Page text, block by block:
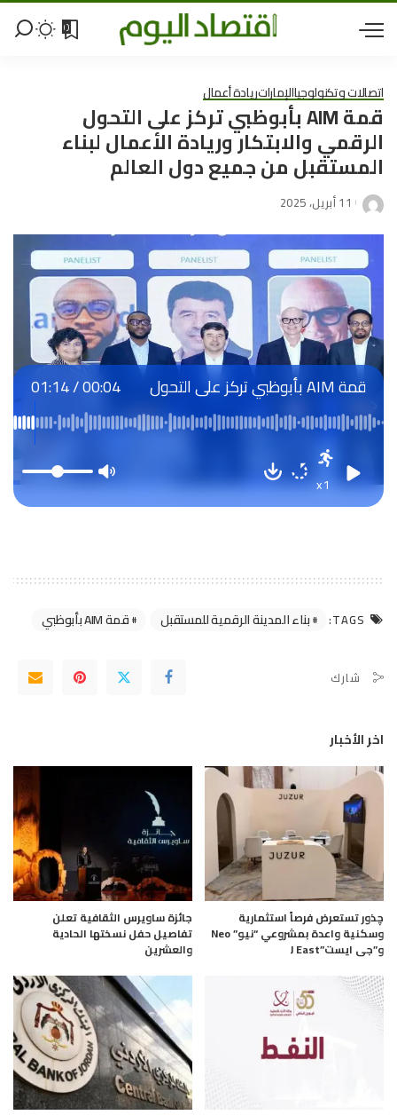
0
اتصالات وتكنولوجياالإماراتريادة أعمال
قمة AIM بأبوظبي تركز على التحول
الرقمي والابتكار وريادة الأعمال لبناء
المستقبل من جميع دول العالم
11 أبريل، 2025
قمة AIM بأبوظبي تركز على التحول
الرقمي والابتكار وريادة الأعمال لبناء
المستقبل من جميع دول العالم
00:04
/
01:14
x1
TAGS: بناء المدينة الرقمية للمستقبل قمة AIM بأبوظبي
شارك
اخر الأخبار
چذور تستعرض فرصاً استثمارية
وسكنية واعدة بمشروعي “نيو” Neo
و”جى ايست”J East
جائزة ساويرس الثقافية تعلن
تفاصيل حفل نسختها الحادية
والعشرين